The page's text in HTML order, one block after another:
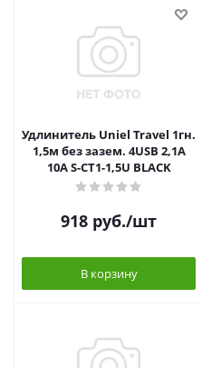
Удлинитель Uniel Travel 1гн.
1,5м без зазем. 4USB 2,1A
10А S-CT1-1,5U BLACK
918 руб./шт
В корзину